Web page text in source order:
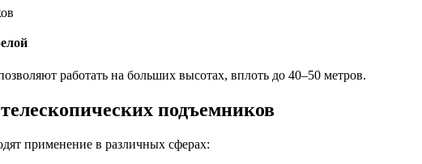
работать на больших высотах, вплоть до 40–50 метров.
подъемников
применение в различных сферах: